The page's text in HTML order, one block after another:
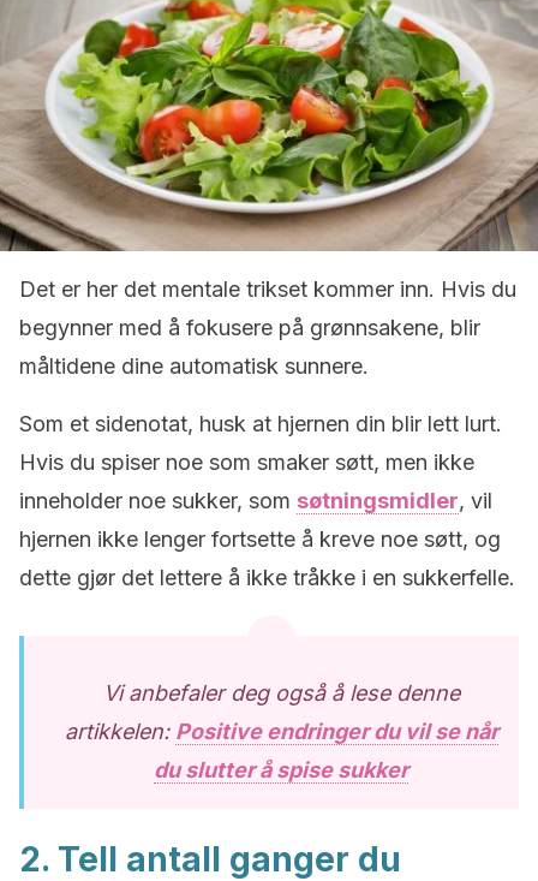
Det er her det mentale trikset kommer inn. Hvis du
begynner med å fokusere på grønnsakene, blir
måltidene dine automatisk sunnere.
Som et sidenotat, husk at hjernen din blir lett lurt.
Hvis du spiser noe som smaker søtt, men ikke
inneholder noe sukker, som søtningsmidler, vil
hjernen ikke lenger fortsette å kreve noe søtt, og
dette gjør det lettere å ikke tråkke i en sukkerfelle.
Vi anbefaler deg også å lese denne
artikkelen: Positive endringer du vil se når
du slutter å spise sukker
2. Tell antall ganger du